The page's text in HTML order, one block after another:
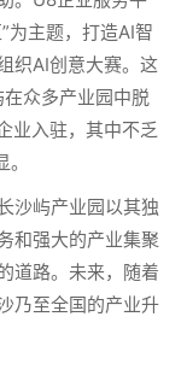
为主题，打造AI智
织AI创意大赛。这
众多产业园中脱
业入驻，其中不乏
沙屿产业园以其独
和强大的产业集聚
道路。未来，随着
乃至全国的产业升